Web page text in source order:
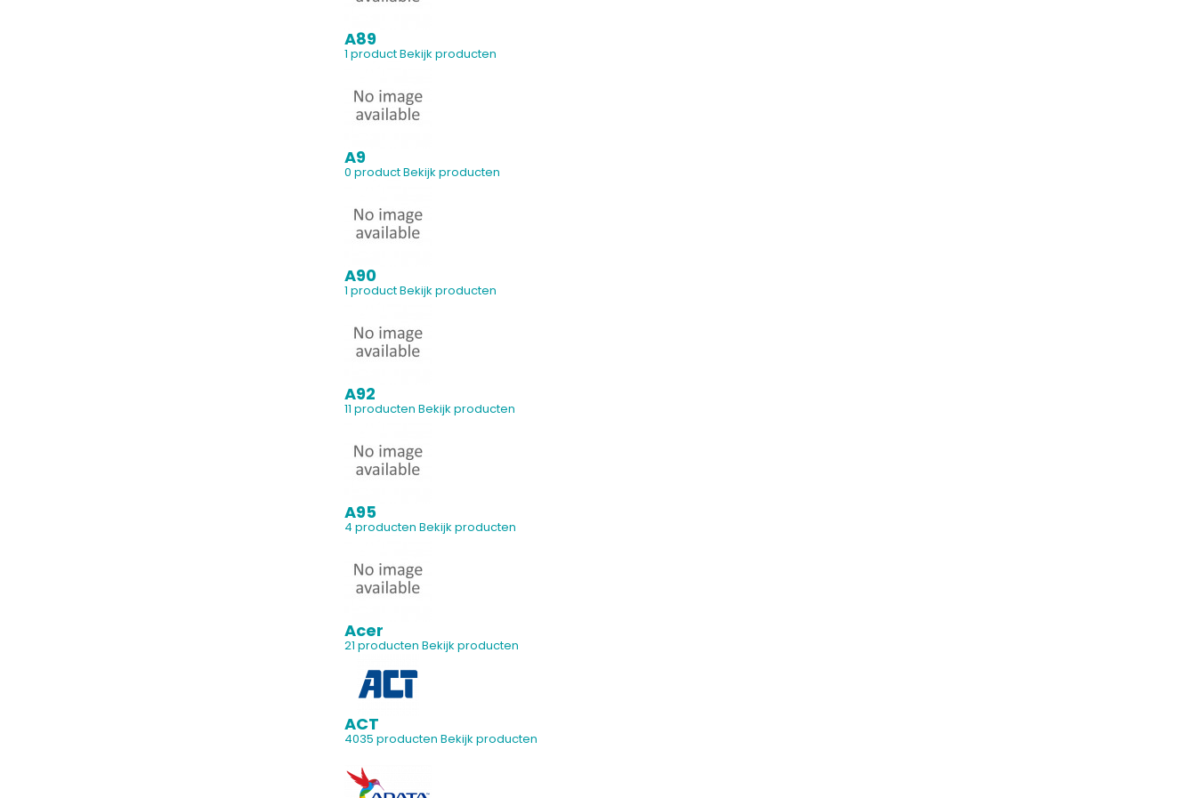
A89
1 productBekijk producten
A9
0 productBekijk producten
A90
1 productBekijk producten
A92
11 producten Bekijk producten
A95
4 producten Bekijk producten
Acer
21 producten Bekijk producten
ACT
4035 producten Bekijk producten